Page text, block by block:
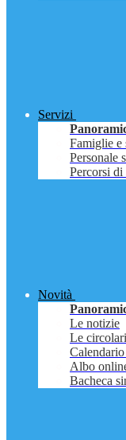
Servizi
Famiglie e
Personale
Percorsi di
Novità
Le notizie
Le circolari
Albo
Bacheca